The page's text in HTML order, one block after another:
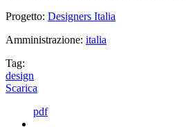
Progetto: Designers Italia
Amministrazione: italia
Tag:
design
Scarica
pdf